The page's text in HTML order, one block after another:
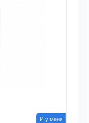
И у меня